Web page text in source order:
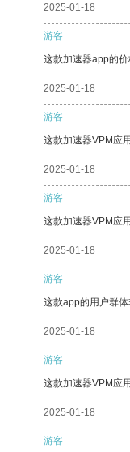
2025-01-18
游客
这款加速器app的
2025-01-18
游客
这款加速器VPM应
2025-01-18
游客
这款加速器VPM应
2025-01-18
游客
这款app的用户群体
2025-01-18
游客
这款加速器VPM应
2025-01-18
游客